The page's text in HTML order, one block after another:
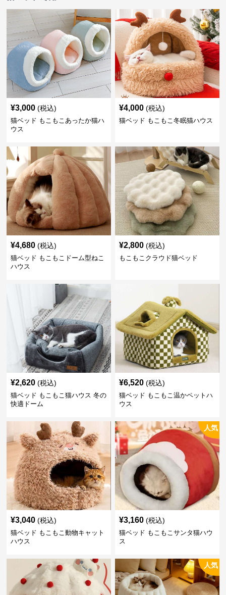
¥3,000 (税込)
猫ベッド もこもこあったか猫ハ
ウス
¥4,000 (税込)
猫ベッド もこもこ冬眠猫ハウス
¥4,680 (税込)
猫ベッド もこもこドーム型ねこ
ハウス
¥2,800 (税込)
もこもこクラウド猫ベッド
¥2,620 (税込)
猫ベッド もこもこ猫ハウス 冬の
快適ドーム
¥6,520 (税込)
猫ベッド もこもこ温かペットハ
ウス
¥3,040 (税込)
猫ベッド もこもこ動物キャット
ハウス
人気
¥3,160 (税込)
猫ベッド もこもこサンタ猫ハウ
ス
人気